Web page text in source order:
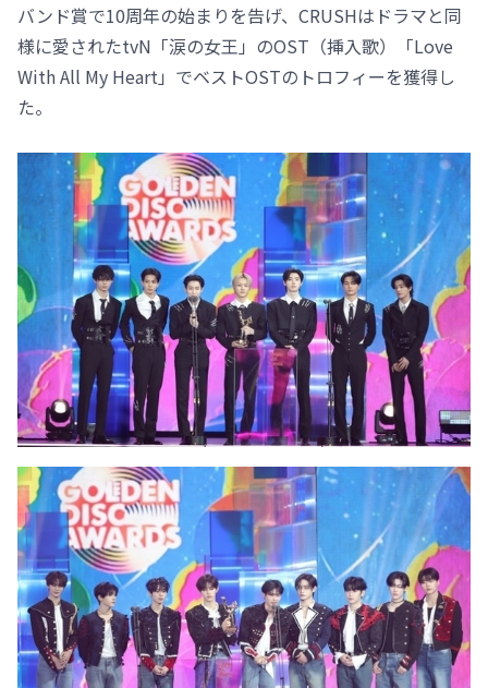
バンド賞で10周年の始まりを告げ、CRUSHはドラマと同
様に愛されたtvN「涙の女王」のOST（挿入歌）「Love
With All My Heart」でベストOSTのトロフィーを獲得し
た。